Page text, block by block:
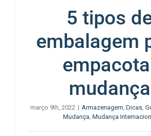
5 tipos
embalagem
mudança
março 9th, 2022 | Armazenagem Dicas,
Mudança Mudança